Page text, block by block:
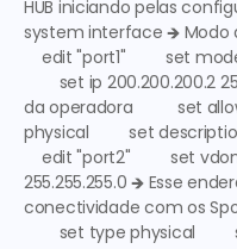
HUB iniciando pelas
system interface 🡺 Modo
edit "port1"         set
set ip 200.200.200.2
da operadora set
physical         set
edit "port2"         set
255.255.255.0 🡺 Esse
conectividade com os
set type physical